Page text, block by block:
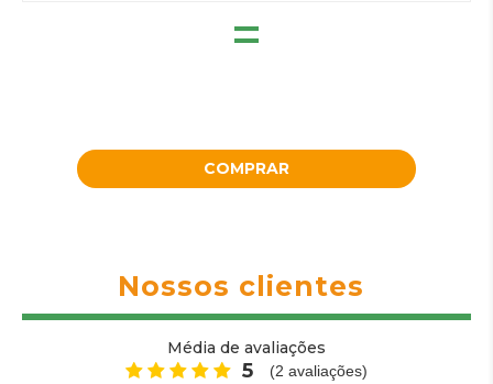
=
COMPRAR
Nossos clientes
Média de avaliações
5 (2 avaliações)